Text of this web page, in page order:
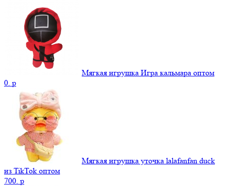
Мягкая игрушка Игра кальмара оптом
0. p
Мягкая игрушка уточка lalafanfan duck
из TikTok оптом
700. p